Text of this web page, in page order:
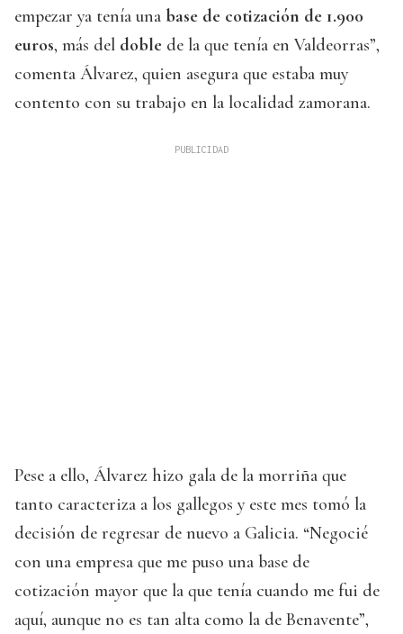
empezar ya tenía una base de cotización de 1.900
euros, más del doble de la que tenía en Valdeorras”,
comenta Álvarez, quien asegura que estaba muy
contento con su trabajo en la localidad zamorana.
Pese a ello, Álvarez hizo gala de la morriña que
tanto caracteriza a los gallegos y este mes tomó la
decisión de regresar de nuevo a Galicia. “Negocié
con una empresa que me puso una base de
cotización mayor que la que tenía cuando me fui de
aquí, aunque no es tan alta como la de Benavente”,